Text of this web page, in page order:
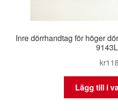
Inre dörrhandtag för höger
kr118
Lägg till i